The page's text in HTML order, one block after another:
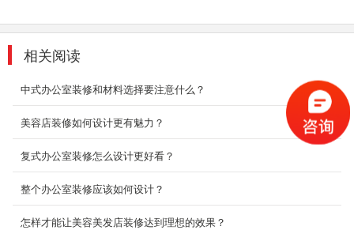
相关阅读
中式办公室装修和材料选择要注意什么？
美容店装修如何设计更有魅力？
复式办公室装修怎么设计更好看？
整个办公室装修应该如何设计？
怎样才能让美容美发店装修达到理想的效果？
2019-11-04
办公室是为处理一种特定事务的地方或提供服务
的地方，而办公室装修设计则能恰到好处的突出
公司、企业文...
厂房办公装修设计
深圳装修设计为什么要选深圳东森装饰公司？
2、深圳东森装饰是标准化成熟施工组织，大批
量采购及成熟...